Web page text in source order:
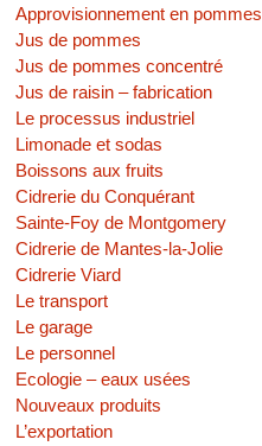
Approvisionnement en pommes
Jus de pommes
Jus de pommes concentré
Jus de raisin – fabrication
Le processus industriel
Limonade et sodas
Boissons aux fruits
Cidrerie du Conquérant
Sainte-Foy de Montgomery
Cidrerie de Mantes-la-Jolie
Cidrerie Viard
Le transport
Le garage
Le personnel
Ecologie – eaux usées
Nouveaux produits
L’exportation